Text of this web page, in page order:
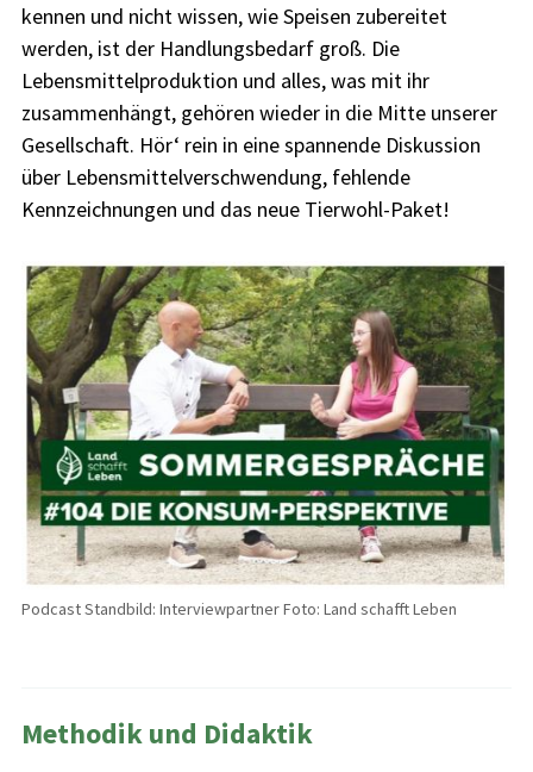
kennen und nicht wissen, wie Speisen zubereitet
werden, ist der Handlungsbedarf groß. Die
Lebensmittelproduktion und alles, was mit ihr
zusammenhängt, gehören wieder in die Mitte unserer
Gesellschaft. Hör‘ rein in eine spannende Diskussion
über Lebensmittelverschwendung, fehlende
Kennzeichnungen und das neue Tierwohl-Paket!
Podcast Standbild: Interviewpartner Foto: Land schafft Leben
Methodik und Didaktik